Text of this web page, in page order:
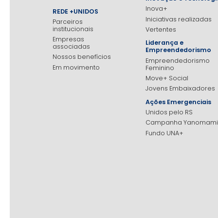
REDE +UNIDOS
Parceiros
institucionais
Empresas
associadas
Nossos benefícios
Em movimento
Inova+
Iniciativas realizadas
Vertentes
Liderança e
Empreendedorismo
Empreendedorismo
Feminino
Move+ Social
Jovens Embaixadores
Ações Emergenciais
Unidos pelo RS
Campanha Yanomami
Fundo UNA+